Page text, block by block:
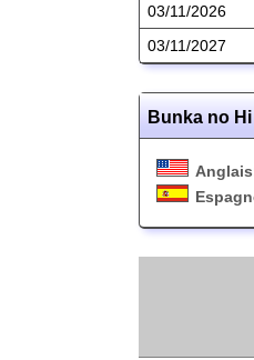
03/11/2026
03/11/2027
Bunka no